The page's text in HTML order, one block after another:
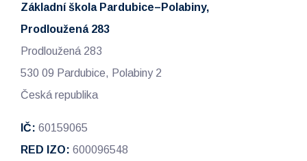
Základní škola Pardubice–Polabiny,
Prodloužená 283
Prodloužená 283
530 09 Pardubice, Polabiny 2
Česká republika
IČ: 60159065
RED IZO: 600096548